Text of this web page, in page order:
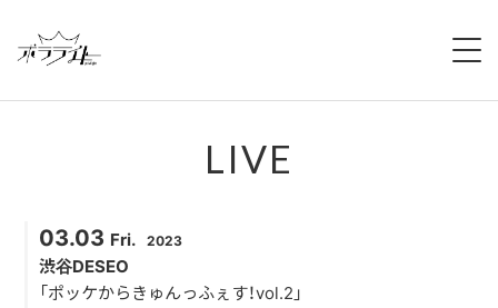
NEWS
LIVE
03.03 Fri. 2023
渋谷DESEO
「ポッケからきゅんっふぇす！vol.2」